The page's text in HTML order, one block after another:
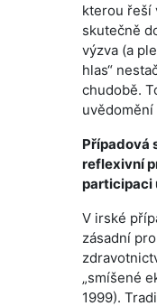
kterou řeší
skutečně
výzva (a
hlas“
chudobě.
Případová
reflexivní
participaci
V irské
zásadní
„smíšené
1999).